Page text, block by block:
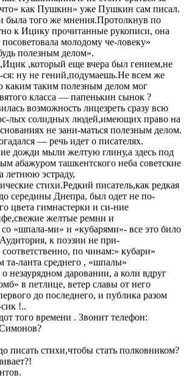
что» как Пушкин» уже Пушкин сам писал.
была того же мнения.Протолкнув по
к Ицику прочитанные рукописи, она
молодому че-ловеку»
полезным делом».
,который еще вчера был гением,не
ся: ну не гений,подумаешь.Не всем же
таким полезным делом мог
класса — папенькин сынок ?
возможность лицезреть сразу всю
лых солидных людей,имеющих право на
не зани-маться полезным делом.
— речь идет о писателях.
дожди мыли желтую глину,а здесь под
абажуром ташкентского неба советские
летнюю эстраду,
стихи.Редкий писатель,как редкая
середины Днепра, был одет не по-
цвета гимнастерки и си-ние
желтые ремни и
«шпала-ми» и «кубарями»- все это било
к поэзии не при-
соответственно, по чинам:» кубари»
та-ланта среднего , «шпалы»
о незаурядном даровании, а коли вдруг
в петлице, ветер славы от него
до последнего, и публика разом
!..
того времени . Звонит телефон:
писать стихи,чтобы стать полковником?